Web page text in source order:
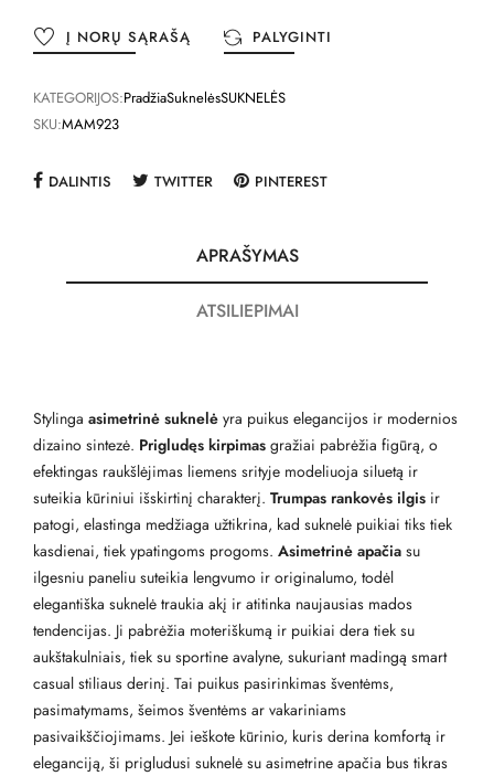
Į NORŲ SĄRAŠĄ PALYGINTI
KATEGORIJOS:PradžiaSuknelėsSUKNELĖS
SKU:MAM923
DALINTIS TWITTER PINTEREST
APRAŠYMAS
ATSILIEPIMAI
Stylinga asimetrinė suknelė yra puikus elegancijos ir modernios
dizaino sintezė. Prigludęs kirpimas gražiai pabrėžia figūrą, o
efektingas raukšlėjimas liemens srityje modeliuoja siluetą ir
suteikia kūriniui išskirtinį charakterį. Trumpas rankovės ilgis ir
patogi, elastinga medžiaga užtikrina, kad suknelė puikiai tiks tiek
kasdienai, tiek ypatingoms progoms. Asimetrinė apačia su
ilgesniu paneliu suteikia lengvumo ir originalumo, todėl
elegantiška suknelė traukia akį ir atitinka naujausias mados
tendencijas. Ji pabrėžia moteriškumą ir puikiai dera tiek su
aukštakulniais, tiek su sportine avalyne, sukuriant madingą smart
casual stiliaus derinį. Tai puikus pasirinkimas šventėms,
pasimatymams, šeimos šventėms ar vakariniams
pasivaikščiojimams. Jei ieškote kūrinio, kuris derina komfortą ir
eleganciją, ši prigludusi suknelė su asimetrine apačia bus tikras